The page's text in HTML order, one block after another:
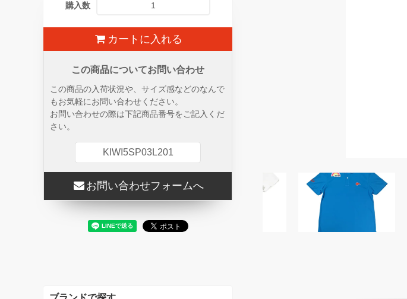
購入数
カートに入れる
この商品についてお問い合わせ
この商品の入荷状況や、サイズ感などのなんで
もお気軽にお問い合わせください。
お問い合わせの際は下記商品番号をご記入くだ
さい。
KIWI5SP03L201
お問い合わせフォームへ